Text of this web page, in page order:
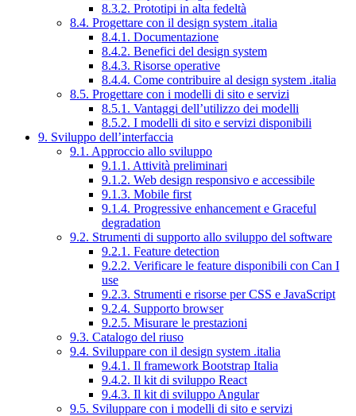
8.3.2. Prototipi in alta fedeltà
8.4. Progettare con il design system .italia
8.4.1. Documentazione
8.4.2. Benefici del design system
8.4.3. Risorse operative
8.4.4. Come contribuire al design system .italia
8.5. Progettare con i modelli di sito e servizi
8.5.1. Vantaggi dell’utilizzo dei modelli
8.5.2. I modelli di sito e servizi disponibili
9. Sviluppo dell’interfaccia
9.1. Approccio allo sviluppo
9.1.1. Attività preliminari
9.1.2. Web design responsivo e accessibile
9.1.3. Mobile first
9.1.4. Progressive enhancement e Graceful
degradation
9.2. Strumenti di supporto allo sviluppo del software
9.2.1. Feature detection
9.2.2. Verificare le feature disponibili con Can I
use
9.2.3. Strumenti e risorse per CSS e JavaScript
9.2.4. Supporto browser
9.2.5. Misurare le prestazioni
9.3. Catalogo del riuso
9.4. Sviluppare con il design system .italia
9.4.1. Il framework Bootstrap Italia
9.4.2. Il kit di sviluppo React
9.4.3. Il kit di sviluppo Angular
9.5. Sviluppare con i modelli di sito e servizi